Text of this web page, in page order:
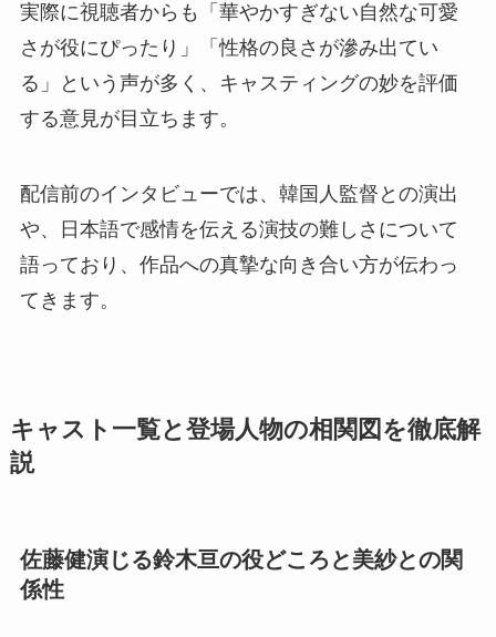
実際に視聴者からも「華やかすぎない自然な可愛
さが役にぴったり」「性格の良さが滲み出てい
る」という声が多く、キャスティングの妙を評価
する意見が目立ちます。
配信前のインタビューでは、韓国人監督との演出
や、日本語で感情を伝える演技の難しさについて
語っており、作品への真摯な向き合い方が伝わっ
てきます。
キャスト一覧と登場人物の相関図を徹底解
説
佐藤健演じる鈴木亘の役どころと美紗との関
係性